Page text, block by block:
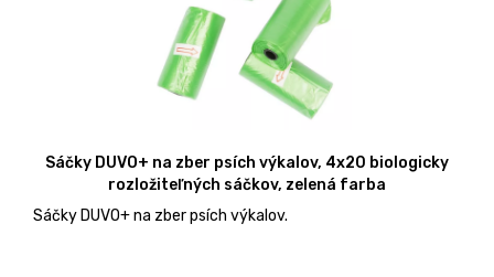
Sáčky DUVO+ na zber psích výkalov, 4x20 biologicky
rozložiteľných sáčkov, zelená farba
Sáčky DUVO+ na zber psích výkalov.